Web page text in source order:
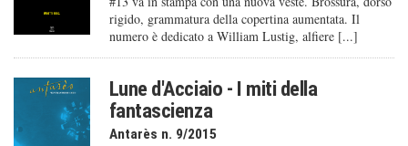
rigido, grammatura della copertina aumentata. Il
numero è dedicato a William Lustig, alfiere [...]
Lune d'Acciaio - I miti della
fantascienza
Antarès n. 9/2015